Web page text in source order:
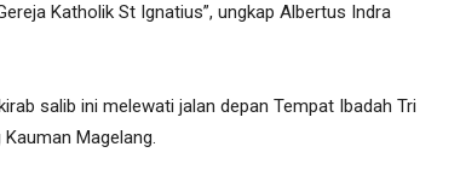
Katholik St Ignatius”, ungkap Albertus Indra
salib ini melewati jalan depan Tempat Ibadah Tri
Magelang.